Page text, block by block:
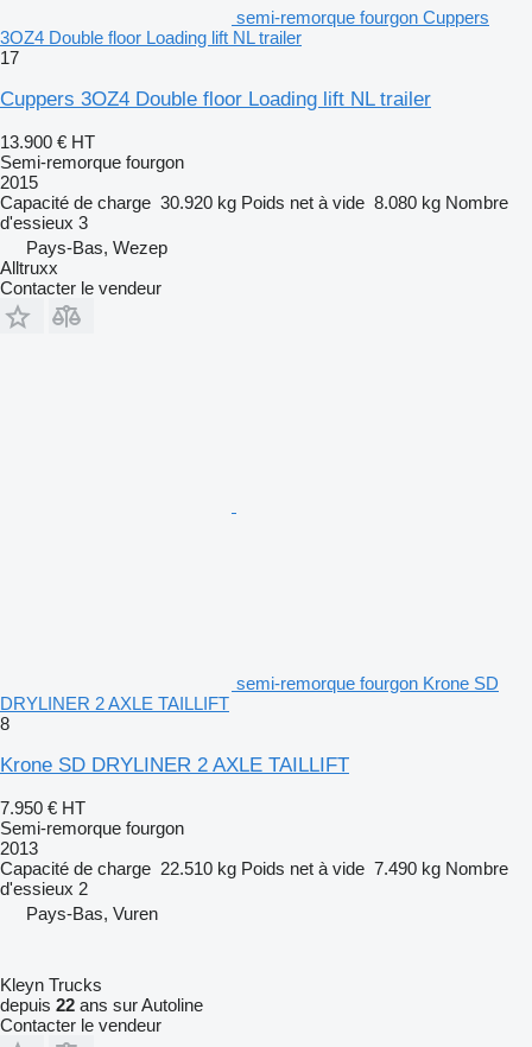
semi-remorque fourgon Cuppers
3OZ4 Double floor Loading lift NL trailer
17
Cuppers 3OZ4 Double floor Loading lift NL trailer
13.900 € HT
Semi-remorque fourgon
2015
Capacité de charge 30.920 kg Poids net à vide 8.080 kg Nombre
d'essieux 3
Pays-Bas, Wezep
Alltruxx
Contacter le vendeur
semi-remorque fourgon Krone SD
DRYLINER 2 AXLE TAILLIFT
8
Krone SD DRYLINER 2 AXLE TAILLIFT
7.950 € HT
Semi-remorque fourgon
2013
Capacité de charge 22.510 kg Poids net à vide 7.490 kg Nombre
d'essieux 2
Pays-Bas, Vuren
Kleyn Trucks
depuis 22 ans sur Autoline
Contacter le vendeur